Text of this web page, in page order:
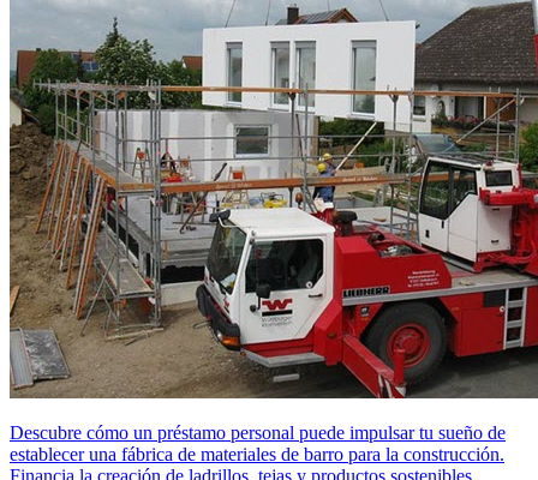
Descubre cómo un préstamo personal puede impulsar tu sueño de
establecer una fábrica de materiales de barro para la construcción.
Financia la creación de ladrillos, tejas y productos sostenibles